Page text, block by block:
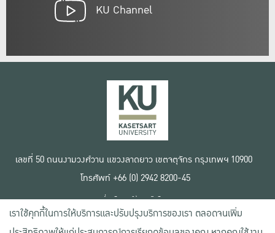
KU Channel
เลขที่ 50 ถนนงามวงศ์วาน แขวงลาดยาว เขตจตุจักร กรุงเทพฯ 10900
โทรศัพท์ +66 (0) 2942 8200-45
เงื่อนไขการใช้งานเว็บไซต์
ข้อตกลงด้านสิทธิ์ใช้งาน
นโยบายความเป็นส่วนตัว
เราใช้คุกกี้ในการให้บริการและปรับปรุงบริการของเรา ตลอดจนเพิ่ม